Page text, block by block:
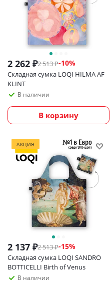
2 262 ₽2 513₽-10%
Складная сумка LOQI HILMA AF
KLINT
В наличии
В корзину
АКЦИЯ
2 137 ₽2 513₽-15%
Складная сумка LOQI SANDRO
BOTTICELLI Birth of Venus
В наличии